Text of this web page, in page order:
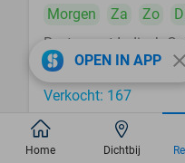
Morgen
Za Zo
Restaurant Indisch
Den Haag
Verkocht: 167
OPEN IN APP close
Home Dichtbij